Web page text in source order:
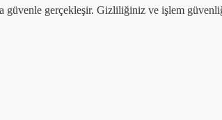
gerçekleşir. Gizliliğiniz ve işlem